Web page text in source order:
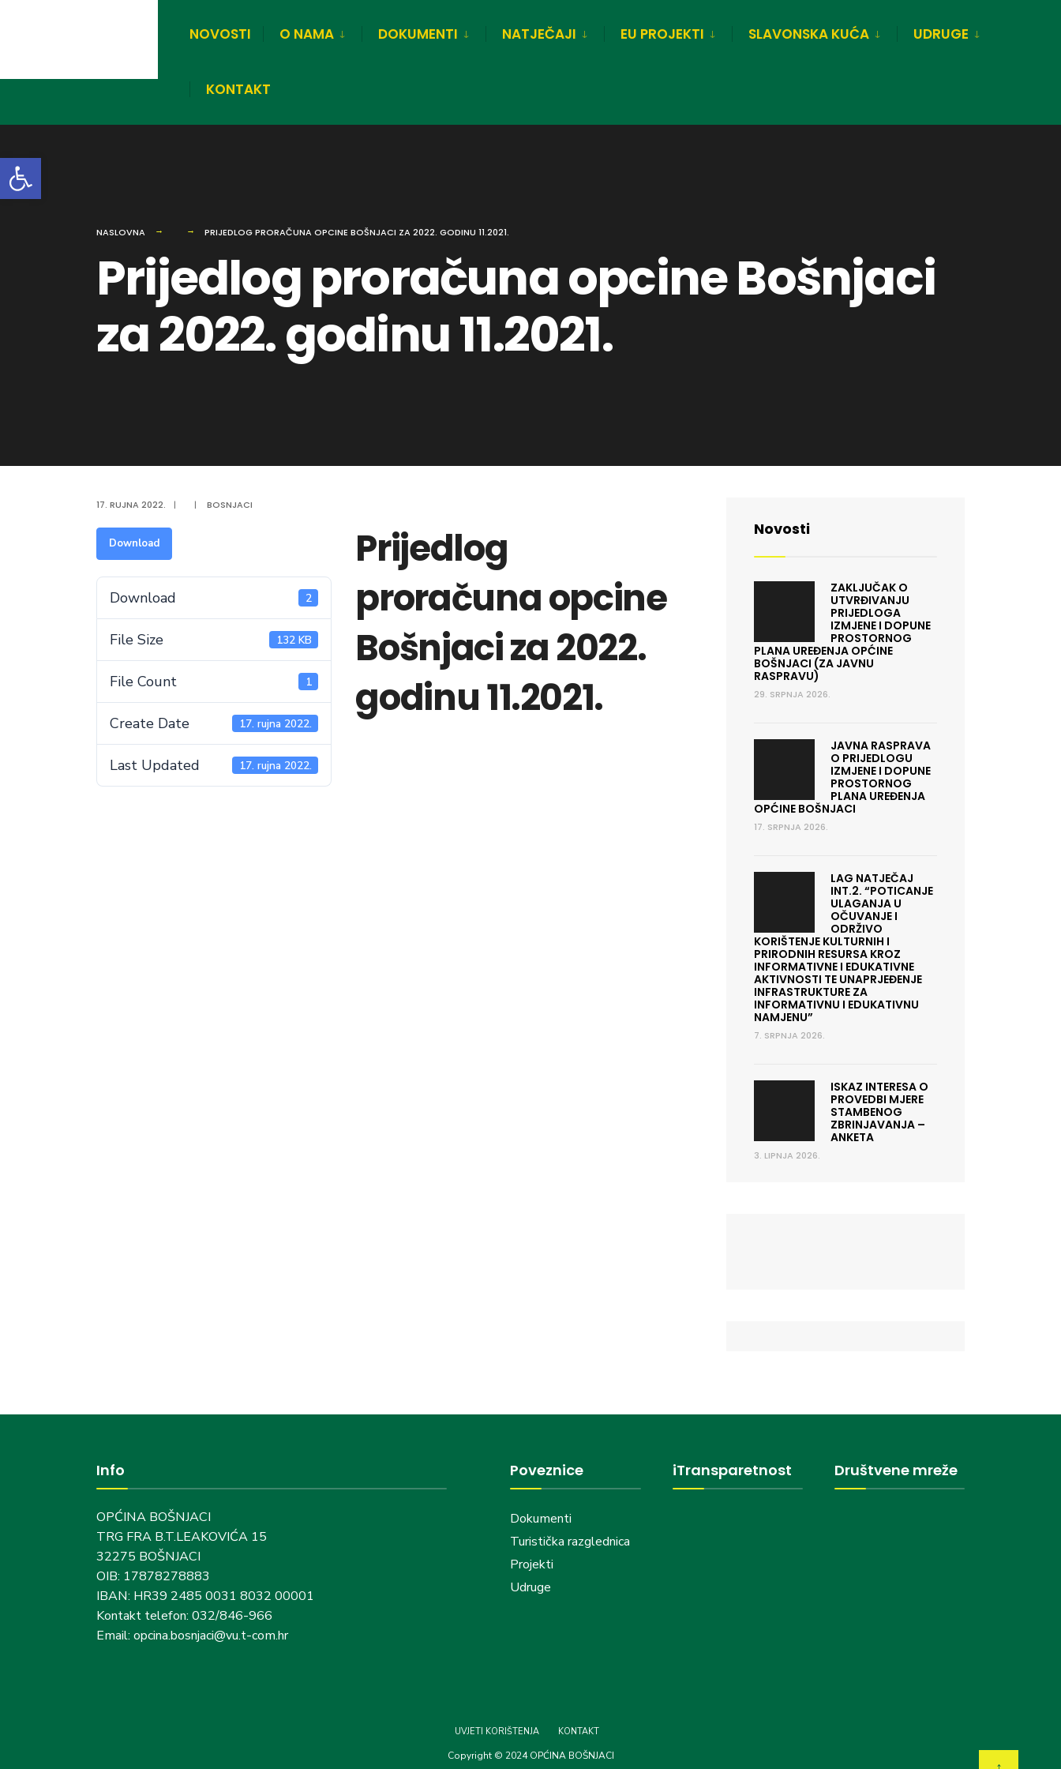
NOVOSTI O NAMA DOKUMENTI NATJEČAJI EU PROJEKTI SLAVONSKA KUĆA UDRUGE
KONTAKT
NASLOVNA PRIJEDLOG PRORAČUNA OPCINE BOŠNJACI ZA 2022. GODINU 11.2021.
Prijedlog proračuna opcine Bošnjaci
za 2022. godinu 11.2021.
17. RUJNA 2022. | | BOSNJACI
Download
Download 2
File Size 132 KB
File Count 1
Create Date 17. rujna 2022.
Last Updated 17. rujna 2022.
Prijedlog
proračuna opcine
Bošnjaci za 2022.
godinu 11.2021.
Novosti
ZAKLJUČAK O
UTVRĐIVANJU
PRIJEDLOGA
IZMJENE I DOPUNE
PROSTORNOG
PLANA UREĐENJA OPĆINE
BOŠNJACI (ZA JAVNU
RASPRAVU)
29. SRPNJA 2026.
JAVNA RASPRAVA
O PRIJEDLOGU
IZMJENE I DOPUNE
PROSTORNOG
PLANA UREĐENJA
OPĆINE BOŠNJACI
17. SRPNJA 2026.
LAG NATJEČAJ
INT.2. “POTICANJE
ULAGANJA U
OČUVANJE I
ODRŽIVO
KORIŠTENJE KULTURNIH I
PRIRODNIH RESURSA KROZ
INFORMATIVNE I EDUKATIVNE
AKTIVNOSTI TE UNAPRJEĐENJE
INFRASTRUKTURE ZA
INFORMATIVNU I EDUKATIVNU
NAMJENU”
7. SRPNJA 2026.
ISKAZ INTERESA O
PROVEDBI MJERE
STAMBENOG
ZBRINJAVANJA –
ANKETA
3. LIPNJA 2026.
Info
OPĆINA BOŠNJACI
TRG FRA B.T.LEAKOVIĆA 15
32275 BOŠNJACI
OIB: 17878278883
IBAN: HR39 2485 0031 8032 00001
Kontakt telefon: 032/846-966
Email: opcina.bosnjaci@vu.t-com.hr
Poveznice
Dokumenti
Turistička razglednica
Projekti
Udruge
iTransparetnost Društvene mreže
UVJETI KORIŠTENJA KONTAKT
Copyright © 2024 OPĆINA BOŠNJACI
Open toolbar